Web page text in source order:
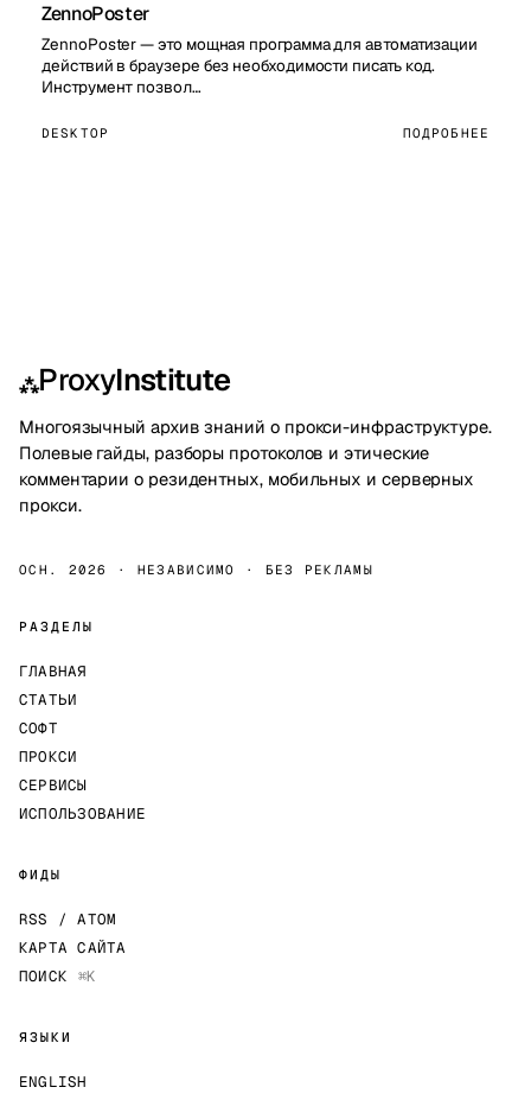
ZennoPoster
ZennoPoster — это мощная программа для автоматизации
действий в браузере без необходимости писать код.
Инструмент позвол…
DESKTOP ПОДРОБНЕЕ
⁂ProxyInstitute
Многоязычный архив знаний о прокси-инфраструктуре.
Полевые гайды, разборы протоколов и этические
комментарии о резидентных, мобильных и серверных
прокси.
ОСН. 2026 · НЕЗАВИСИМО · БЕЗ РЕКЛАМЫ
РАЗДЕЛЫ
ГЛАВНАЯ
СТАТЬИ
СОФТ
ПРОКСИ
СЕРВИСЫ
ИСПОЛЬЗОВАНИЕ
ФИДЫ
RSS / ATOM
КАРТА САЙТА
ПОИСК ⌘K
ЯЗЫКИ
ENGLISH